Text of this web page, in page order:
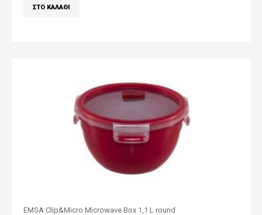
EMSA Clip&Micro Microwave Box 1,1 L round